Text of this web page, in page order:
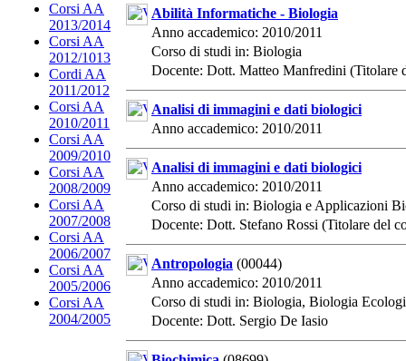
Corsi AA
2013/2014
Corsi AA
2012/1013
Cordi AA
2011/2012
Corsi AA
2010/2011
Corsi AA
2009/2010
Corsi AA
2008/2009
Corsi AA
2007/2008
Corsi AA
2006/2007
Corsi AA
2005/2006
Corsi AA
2004/2005
Abilità Informatiche - Biologia
Anno accademico: 2010/2011
Corso di studi in: Biologia
Docente: Dott. Matteo Manfredini (Titolare
Analisi di immagini e dati biologici
Anno accademico: 2010/2011
Analisi di immagini e dati biologici
Anno accademico: 2010/2011
Corso di studi in: Biologia e Applicazioni
Docente: Dott. Stefano Rossi (Titolare del
Antropologia (00044)
Anno accademico: 2010/2011
Corso di studi in: Biologia, Biologia
Docente: Dott. Sergio De Iasio